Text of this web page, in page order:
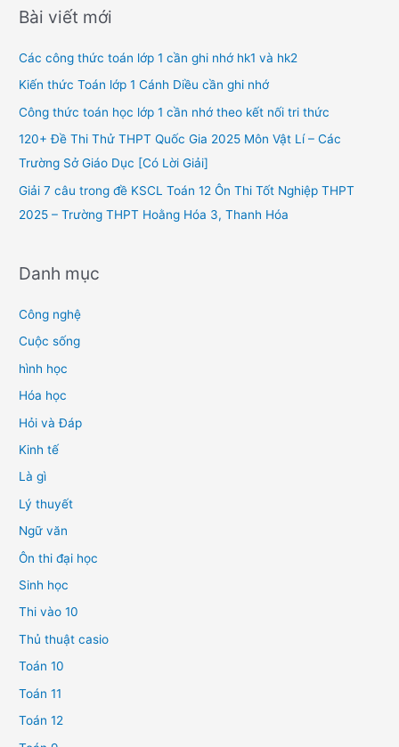
r
h
f
o
Bài viết mới
Các công thức toán lớp 1 cần ghi nhớ hk1 và hk2
Kiến thức Toán lớp 1 Cánh Diều cần ghi nhớ
Công thức toán học lớp 1 cần nhớ theo kết nối tri thức
120+ Đề Thi Thử THPT Quốc Gia 2025 Môn Vật Lí – Các
Trường Sở Giáo Dục [Có Lời Giải]
Giải 7 câu trong đề KSCL Toán 12 Ôn Thi Tốt Nghiệp THPT
2025 – Trường THPT Hoằng Hóa 3, Thanh Hóa
Danh mục
Công nghệ
Cuộc sống
hình học
Hóa học
Hỏi và Đáp
Kinh tế
Là gì
Lý thuyết
Ngữ văn
Ôn thi đại học
Sinh học
Thi vào 10
Thủ thuật casio
Toán 10
Toán 11
Toán 12